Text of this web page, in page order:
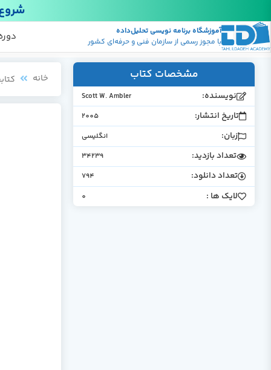
آموزشگاه برنامه نویسی تحلیل‌داده
با مجوز رسمی از سازمان فنی و حرفه‌ای کشور
مشخصات کتاب
نویسنده: Scott W. Ambler
تاریخ انتشار: 2005
زبان: انگلیسی
تعداد بازدید: 34239
تعداد دانلود: 794
لایک ها : 0
خانه